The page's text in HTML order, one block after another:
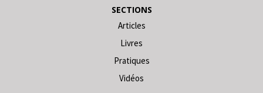
SECTIONS
Articles
Livres
Pratiques
Vidéos